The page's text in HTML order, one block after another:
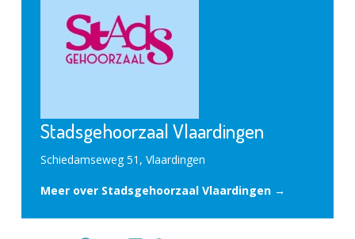
Stadsgehoorzaal Vlaardingen
Schiedamseweg 51, Vlaardingen
Meer over Stadsgehoorzaal Vlaardingen →